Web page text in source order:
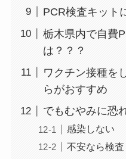
PCR検査キット
栃木県内で自費
は？？？
ワクチン接種を
らがおすすめ
でもむやみに恐
感染しない
不安なら検査